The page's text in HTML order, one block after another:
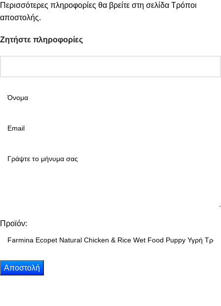
Περισσότερες πληροφορίες θα βρείτε στη σελίδα Τρόποι
αποστολής.
Ζητήστε πληροφορίες
Προϊόν: